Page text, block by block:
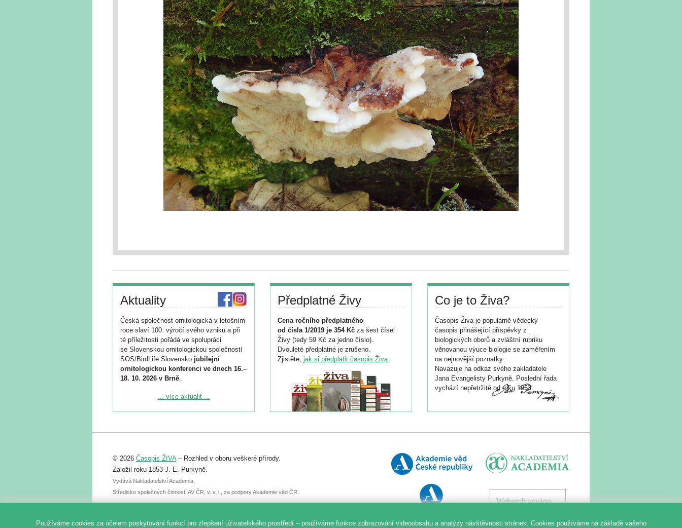
Aktuality
Česká společnost ornitologická v letošním
roce slaví 100. výročí svého vzniku a při
té příležitosti pořádá ve spolupráci
se Slovenskou ornitologickou společností
SOS/BirdLife Slovensko jubilejní
ornitologickou konferenci ve dnech 16.–
18. 10. 2026 v Brně.
Podrobnější informace ke konferenci
Registrovat se můžete do 6. září.
abstraktu přihlášené přednášky nebo
posteru je už 30. června.
... více aktualit ...
Předplatné Živy
Cena ročního předplatného
od čísla 1/2019 je 354 Kč za šest čísel
Živy (tedy 59 Kč za jedno číslo).
Dvouleté předplatné je zrušeno.
Zjistěte, jak si předplatit časopis Živa.
Co je to Živa?
Časopis Živa je populárně vědecký
časopis přinášející příspěvky z
biologických oborů a zvláštní rubriku
věnovanou výuce biologie se zaměřením
na nejnovější poznatky.
Navazuje na odkaz svého zakladatele
Jana Evangelisty Purkyně. Poslední řada
vychází nepřetržitě od roku 1953.
© 2026 Časopis ŽIVA– Rozhled v oboru veškeré přírody.
Založil roku 1853 J. E. Purkyně.
Vydává Nakladatelství Academia,
Středisko společných činností AV ČR, v. v. i., za podpory Akademie věd ČR.
Používáme cookies za účelem poskytování funkcí pro zlepšení uživatelského prostředí – používáme funkce zobrazování videoobsahu a analýzy návštěvnosti stránek. Cookies používáme na základě vašeho